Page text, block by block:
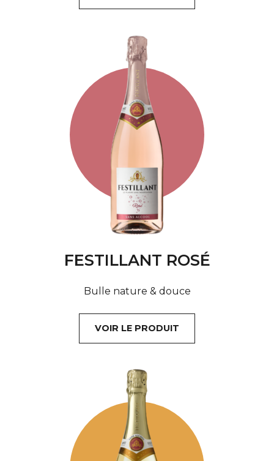
FESTILLANT ROSÉ
Bulle nature & douce
VOIR LE PRODUIT